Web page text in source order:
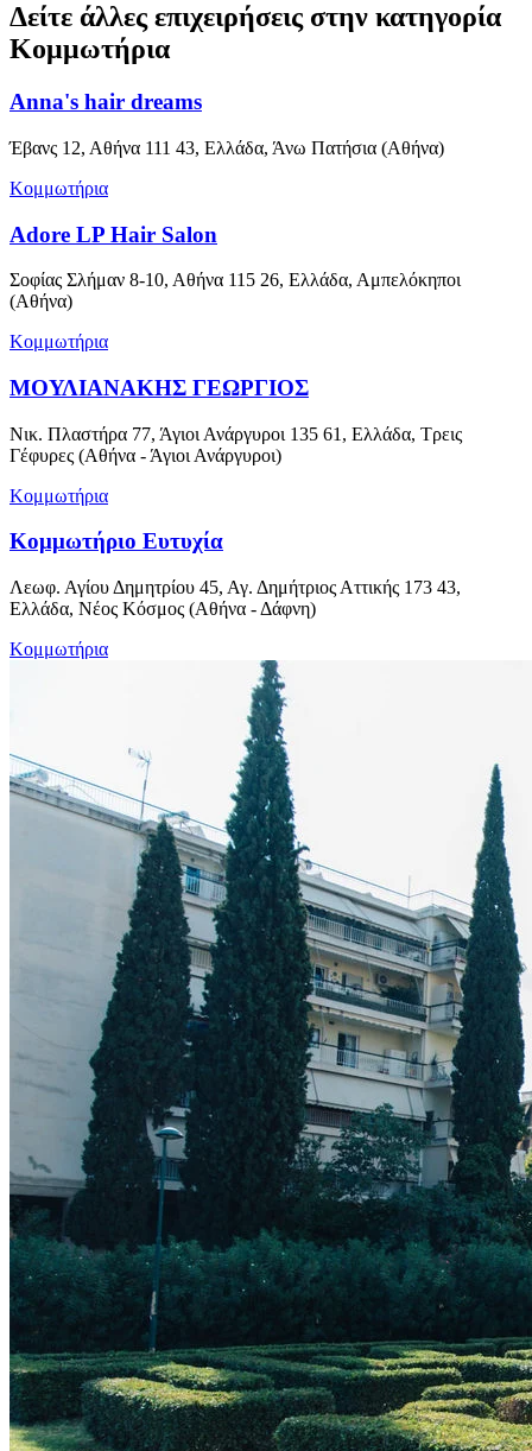
Δείτε άλλες επιχειρήσεις στην κατηγορία
Κομμωτήρια
Anna's hair dreams
Έβανς 12, Αθήνα 111 43, Ελλάδα, Άνω Πατήσια (Αθήνα)
Κομμωτήρια
Adore LP Hair Salon
Σοφίας Σλήμαν 8-10, Αθήνα 115 26, Ελλάδα, Αμπελόκηποι
(Αθήνα)
Κομμωτήρια
ΜΟΥΛΙΑΝΑΚΗΣ ΓΕΩΡΓΙΟΣ
Νικ. Πλαστήρα 77, Άγιοι Ανάργυροι 135 61, Ελλάδα, Τρεις
Γέφυρες (Αθήνα - Άγιοι Ανάργυροι)
Κομμωτήρια
Κομμωτήριο Ευτυχία
Λεωφ. Αγίου Δημητρίου 45, Αγ. Δημήτριος Αττικής 173 43,
Ελλάδα, Νέος Κόσμος (Αθήνα - Δάφνη)
Κομμωτήρια